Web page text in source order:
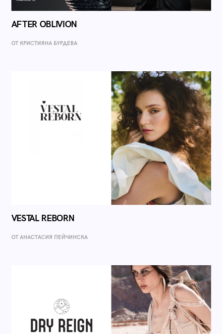
AFTER OBLIVION
ОТ КРИСТИЯНА БУРДЕВА
VESTAL REBORN
ОТ AНАСТАСИЯ ПЕЙЧИНСКА